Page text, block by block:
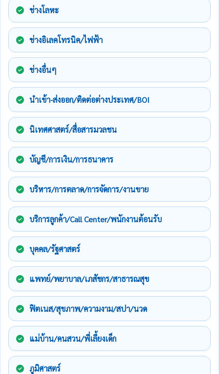
ช่างโลหะ
ช่างอิเลคโทรนิค/ไฟฟ้า
ช่างอื่นๆ
นำเข้า-ส่งออก/ติดต่อต่างประเทศ/BOI
นิเทศศาสตร์/สื่อสารมวลชน
บัญชี/การเงิน/การธนาคาร
บริหาร/การตลาด/การจัดการ/งานขาย
บริการลูกค้า/Call Center/พนักงานต้อนรับ
บุคคล/รัฐศาสตร์
แพทย์/พยาบาล/เภสัชกร/สาธารณสุข
ฟิตเนส/สุขภาพ/ความงาม/สปา/นวด
แม่บ้าน/คนสวน/พี่เลี้ยงเด็ก
ภูมิศาสตร์